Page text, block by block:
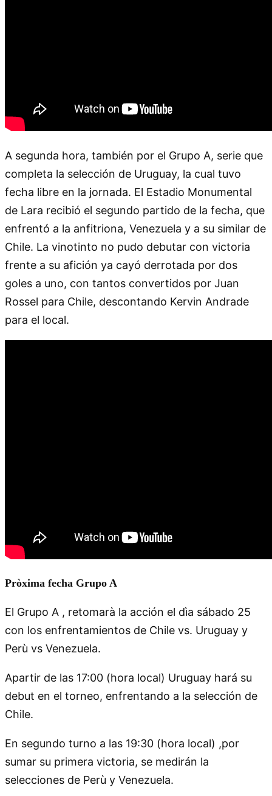
A segunda hora, también por el Grupo A, serie que
completa la selección de Uruguay, la cual tuvo
fecha libre en la jornada. El Estadio Monumental
de Lara recibió el segundo partido de la fecha, que
enfrentó a la anfitriona, Venezuela y a su similar de
Chile. La vinotinto no pudo debutar con victoria
frente a su afición ya cayó derrotada por dos
goles a uno, con tantos convertidos por Juan
Rossel para Chile, descontando Kervin Andrade
para el local.
Pròxima fecha Grupo A
El Grupo A , retomarà la acción el dìa sábado 25
con los enfrentamientos de Chile vs. Uruguay y
Perù vs Venezuela.
Apartir de las 17:00 (hora local) Uruguay hará su
debut en el torneo, enfrentando a la selección de
Chile.
En segundo turno a las 19:30 (hora local) ,por
sumar su primera victoria, se medirán la
selecciones de Perù y Venezuela.